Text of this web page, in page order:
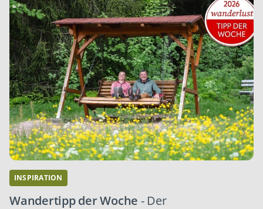
INSPIRATION
Wandertipp der Woche - Der